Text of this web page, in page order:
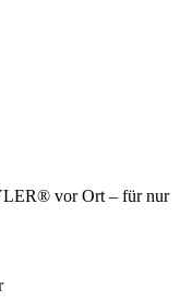
vor Ort – für nur